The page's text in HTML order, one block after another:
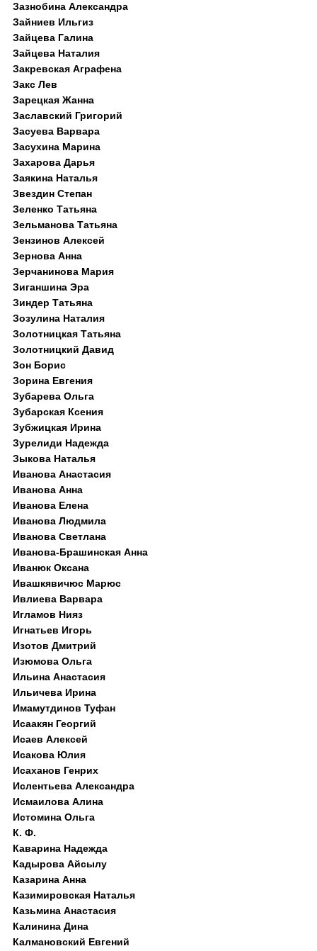
Зазнобина Александра
Зайниев Ильгиз
Зайцева Галина
Зайцева Наталия
Закревская Аграфена
Закс Лев
Зарецкая Жанна
Заславский Григорий
Засуева Варвара
Засухина Марина
Захарова Дарья
Заякина Наталья
Звездин Степан
Зеленко Татьяна
Зельманова Татьяна
Зензинов Алексей
Зернова Анна
Зерчанинова Мария
Зиганшина Эра
Зиндер Татьяна
Зозулина Наталия
Золотницкая Татьяна
Золотницкий Давид
Зон Борис
Зорина Евгения
Зубарева Ольга
Зубарская Ксения
Зубжицкая Ирина
Зурелиди Надежда
Зыкова Наталья
Иванова Анастасия
Иванова Анна
Иванова Елена
Иванова Людмила
Иванова Светлана
Иванова-Брашинская Анна
Иванюк Оксана
Ивашкявичюс Марюс
Ивлиева Варвара
Игламов Нияз
Игнатьев Игорь
Изотов Дмитрий
Изюмова Ольга
Ильина Анастасия
Ильичева Ирина
Имамутдинов Туфан
Исаакян Георгий
Исаев Алексей
Исакова Юлия
Исаханов Генрих
Ислентьева Александра
Исмаилова Алина
Истомина Ольга
К. Ф.
Каварина Надежда
Кадырова Айсылу
Казарина Анна
Казимировская Наталья
Казьмина Анастасия
Калинина Дина
Калмановский Евгений